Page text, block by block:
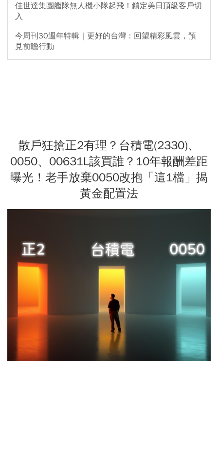
佳世達集團艦隊無人機小隊起飛！鎖定美日頂級客戶切
入
今周刊30週年特輯｜更好的台灣：回望精彩風雲，預
見前瞻行動
散戶狂搶正2有理？台積電(2330)、
0050、00631L該買誰？10年報酬差距
曝光！老手放棄0050改抱「這1檔」揭
黃金配置法